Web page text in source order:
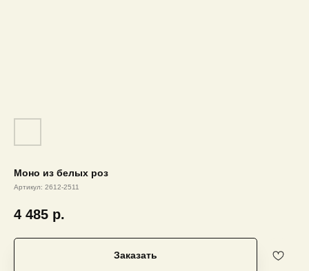
Моно из белых роз
Артикул: 2612-2511
4 485 р.
Заказать